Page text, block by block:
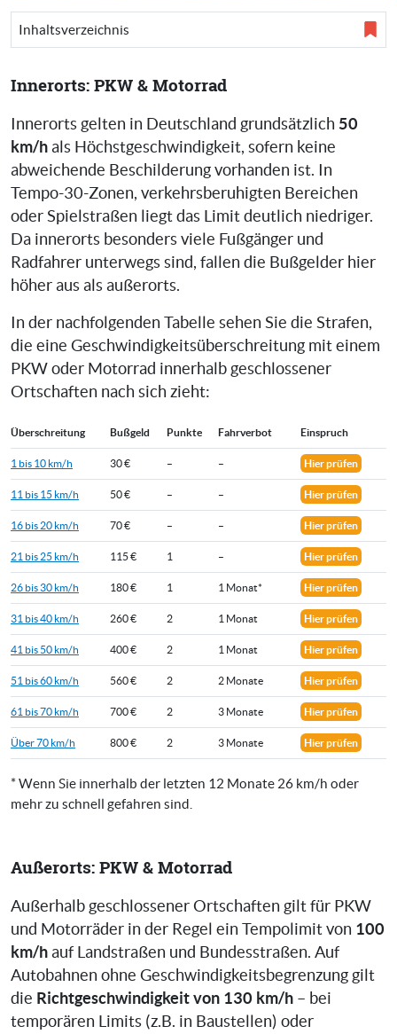
Inhaltsverzeichnis
Innerorts: PKW & Motorrad
Innerorts gelten in Deutschland grundsätzlich 50
km/h als Höchstgeschwindigkeit, sofern keine
abweichende Beschilderung vorhanden ist. In
Tempo-30-Zonen, verkehrsberuhigten Bereichen
oder Spielstraßen liegt das Limit deutlich niedriger.
Da innerorts besonders viele Fußgänger und
Radfahrer unterwegs sind, fallen die Bußgelder hier
höher aus als außerorts.
In der nachfolgenden Tabelle sehen Sie die Strafen,
die eine Geschwindigkeitsüberschreitung mit einem
PKW oder Motorrad innerhalb geschlossener
Ortschaften nach sich zieht:
Überschreitung Bußgeld Punkte Fahrverbot Einspruch
1 bis 10 km/h 30 € – – Hier prüfen
11 bis 15 km/h 50 € – – Hier prüfen
16 bis 20 km/h 70 € – – Hier prüfen
21 bis 25 km/h 115 € 1 – Hier prüfen
26 bis 30 km/h 180 € 1 1 Monat* Hier prüfen
31 bis 40 km/h 260 € 2 1 Monat Hier prüfen
41 bis 50 km/h 400 € 2 1 Monat Hier prüfen
51 bis 60 km/h 560 € 2 2 Monate Hier prüfen
61 bis 70 km/h 700 € 2 3 Monate Hier prüfen
Über 70 km/h 800 € 2 3 Monate Hier prüfen
* Wenn Sie innerhalb der letzten 12 Monate 26 km/h oder
mehr zu schnell gefahren sind.
Außerorts: PKW & Motorrad
Außerhalb geschlossener Ortschaften gilt für PKW
und Motorräder in der Regel ein Tempolimit von 100
km/h auf Landstraßen und Bundesstraßen. Auf
Autobahnen ohne Geschwindigkeitsbegrenzung gilt
die Richtgeschwindigkeit von 130 km/h – bei
temporären Limits (z.B. in Baustellen) oder